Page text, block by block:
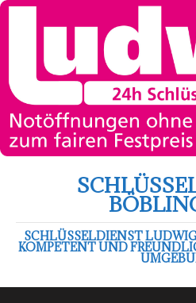
SCHLÜSSELDIENST
KOMPETENT UND